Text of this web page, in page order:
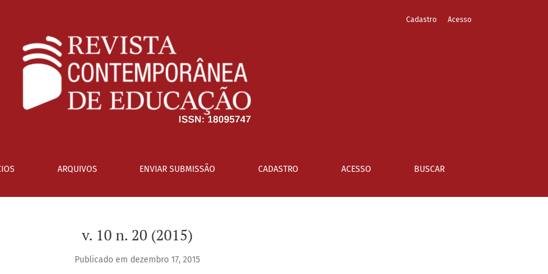
ARQUIVOS ENVIAR SUBMISSÃO CADASTRO ACESSO BUSCAR
Cadastro Acesso
v. 10 n. 20 (2015)
Publicado em dezembro 17, 2015